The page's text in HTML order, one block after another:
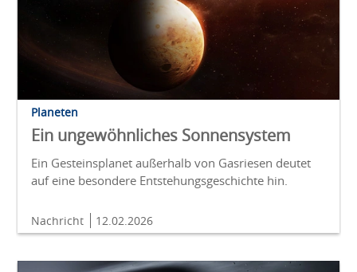
Planeten
Ein ungewöhnliches Sonnensystem
Ein Gesteinsplanet außerhalb von Gasriesen deutet
auf eine besondere Entstehungsgeschichte hin.
Nachricht 12.02.2026